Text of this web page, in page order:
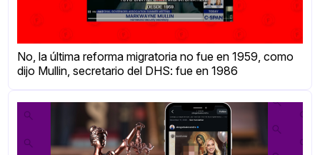
No, la última reforma migratoria no fue en 1959, como
dijo Mullin, secretario del DHS: fue en 1986